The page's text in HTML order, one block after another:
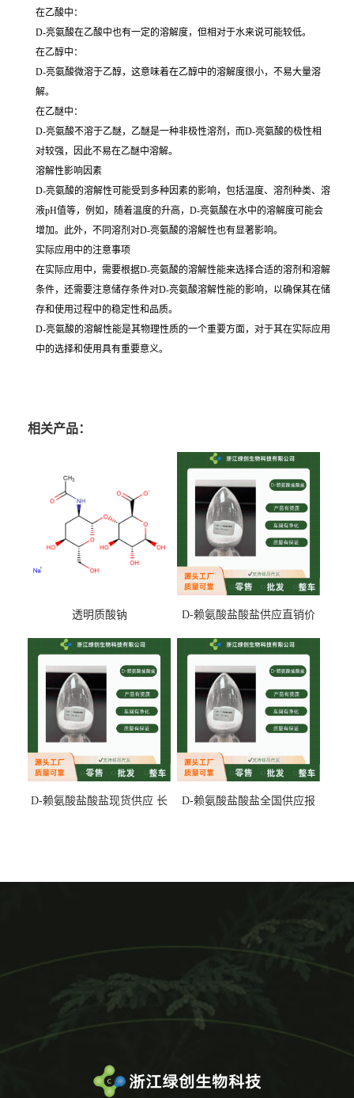
在乙酸中：
D-亮氨酸在乙酸中也有一定的溶解度，但相对于水来说可能较低。
在乙醇中：
D-亮氨酸微溶于乙醇，这意味着在乙醇中的溶解度很小，不易大量溶
解。
在乙醚中：
D-亮氨酸不溶于乙醚，乙醚是一种非极性溶剂，而D-亮氨酸的极性相
对较强，因此不易在乙醚中溶解。
溶解性影响因素
D-亮氨酸的溶解性可能受到多种因素的影响，包括温度、溶剂种类、溶
液pH值等，例如，随着温度的升高，D-亮氨酸在水中的溶解度可能会
增加。此外，不同溶剂对D-亮氨酸的溶解性也有显著影响。
实际应用中的注意事项
在实际应用中，需要根据D-亮氨酸的溶解性能来选择合适的溶剂和溶解
条件，还需要注意储存条件对D-亮氨酸溶解性能的影响，以确保其在储
存和使用过程中的稳定性和品质。
D-亮氨酸的溶解性能是其物理性质的一个重要方面，对于其在实际应用
中的选择和使用具有重要意义。
相关产品：
透明质酸钠
D-赖氨酸盐酸盐供应直销价
D-赖氨酸盐酸盐现货供应 长
D-赖氨酸盐酸盐全国供应报